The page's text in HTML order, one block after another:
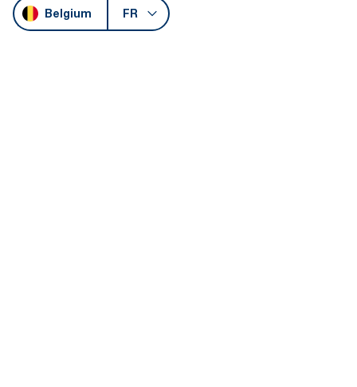
Belgium FR